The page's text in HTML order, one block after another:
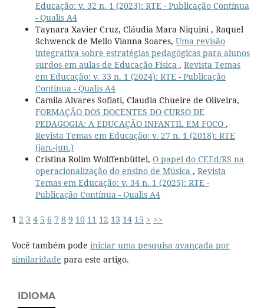
Educação: v. 32 n. 1 (2023): RTE - Publicação Contínua
- Qualis A4
Taynara Xavier Cruz, Cláudia Mara Niquini , Raquel
Schwenck de Mello Vianna Soares, Uma revisão
integrativa sobre estratégias pedagógicas para alunos
surdos em aulas de Educação Física , Revista Temas
em Educação: v. 33 n. 1 (2024): RTE - Publicação
Contínua - Qualis A4
Camila Alvares Sofiati, Claudia Chueire de Oliveira,
FORMAÇÃO DOS DOCENTES DO CURSO DE
PEDAGOGIA: A EDUCAÇÃO INFANTIL EM FOCO ,
Revista Temas em Educação: v. 27 n. 1 (2018): RTE
(jan.-jun.)
Cristina Rolim Wolffenbüttel, O papel do CEEd/RS na
operacionalização do ensino de Música , Revista
Temas em Educação: v. 34 n. 1 (2025): RTE -
Publicação Contínua - Qualis A4
1 2 3 4 5 6 7 8 9 10 11 12 13 14 15 > >>
Você também pode iniciar uma pesquisa avançada por
similaridade para este artigo.
IDIOMA